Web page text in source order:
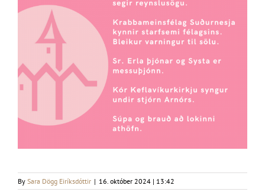
By Sara Dögg Eiríksdóttir | 16. október 2024 | 13:42